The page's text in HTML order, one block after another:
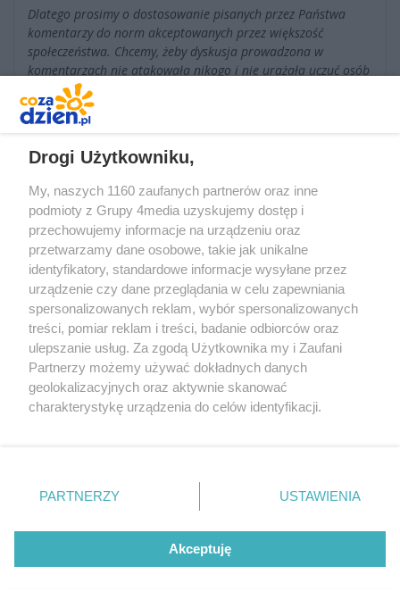
Dlatego prosimy o dostosowanie pisanych przez Państwa
komentarzy do norm akceptowanych przez większość
społeczeństwa. Chcemy, żeby dyskusja prowadzona w
komentarzach nie atakowała nikogo i nie urażała uczuć osób
wspominanych w tych wpisach.
Komentarze
emeryt 26.09.2019 21:25
Odpowiedz
Cytuj
1 0 Zgłoś
A ja widzę jeszcze linie namalowane.A
gdzie "ławki rezerwowe dla drużyn i jakaś
choć mikro szatnia,kibelet.i.t.d.
Reklama
400 tys. zł na dokumentację
projektową. Wrażliwy punkt
na mazowieckich drogach
zmieni oblicze
Drogi Użytkowniku,
My, naszych 1160 zaufanych partnerów oraz inne
podmioty z Grupy 4media uzyskujemy dostęp i
przechowujemy informacje na urządzeniu oraz
przetwarzamy dane osobowe, takie jak unikalne
identyfikatory, standardowe informacje wysyłane przez
urządzenie czy dane przeglądania w celu zapewniania
spersonalizowanych reklam, wybór spersonalizowanych
treści, pomiar reklam i treści, badanie odbiorców oraz
ulepszanie usług. Za zgodą Użytkownika my i Zaufani
Partnerzy możemy używać dokładnych danych
geolokalizacyjnych oraz aktywnie skanować
charakterystykę urządzenia do celów identyfikacji.
zmienić/wycofać klikając przycisk ustawień prywatności
znajdujący się w lewym dolnym rogu strony
. Niektóre
użytkownika, ale masz prawo sprzeciwić się takiemu
przetwarzaniu. Preferencje będą miały zastosowania tylko
PARTNERZY USTAWIENIA
Akceptuję